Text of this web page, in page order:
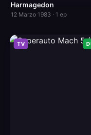
Harmagedon
12 Marzo 1983 · 1 ep
TV